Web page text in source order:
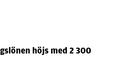
höjs med 2 300